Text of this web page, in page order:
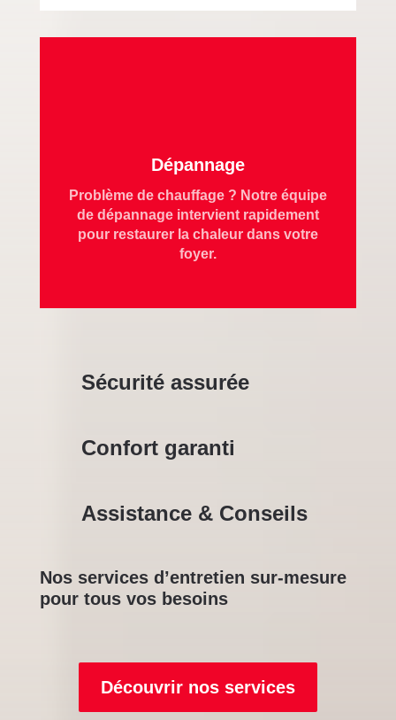
Dépannage
Problème de chauffage ? Notre équipe
de dépannage intervient rapidement
pour restaurer la chaleur dans votre
foyer.
Sécurité assurée
Confort garanti
Assistance & Conseils
Nos services d’entretien sur-mesure
pour tous vos besoins
Découvrir nos services